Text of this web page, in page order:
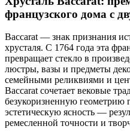
французского дома с
Baccarat — знак признания
хрусталя. С 1764 года эта
превращает стекло в
люстры, вазы и предметы
семейными реликвиями и
Baccarat сочетает вековые
безукоризненную геометрию
эстетическую ясность —
ремесленной точности и